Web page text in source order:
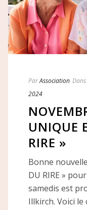
ParAssociation Dans
2024
UNIQUE
RIRE »
Bonne
DU RIRE »
samedis est
Illkirch. Voici le